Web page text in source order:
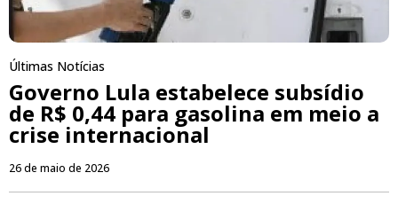
Últimas Notícias
Governo Lula estabelece subsídio
de R$ 0,44 para gasolina em meio a
crise internacional
26 de maio de 2026